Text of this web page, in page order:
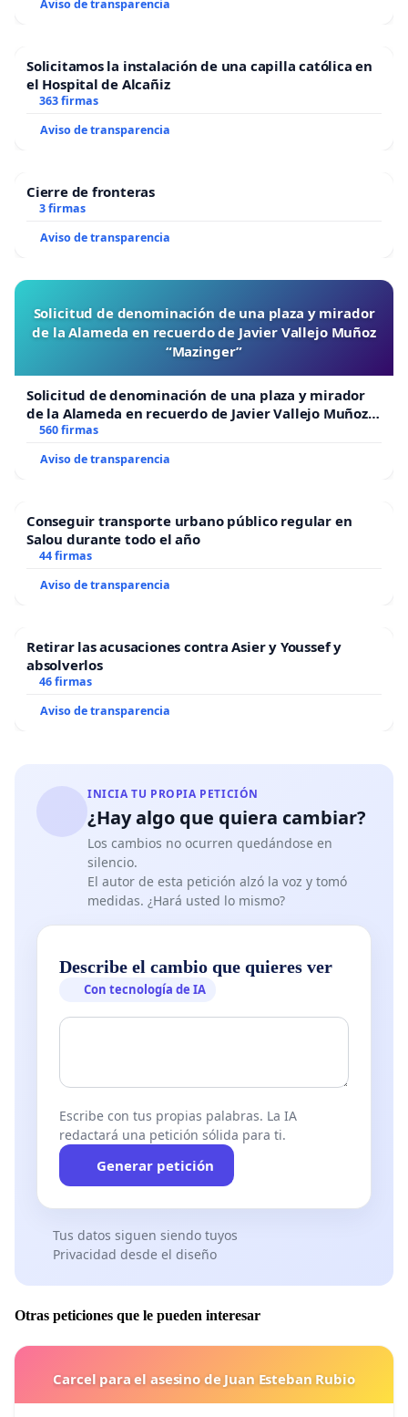
Aviso de transparencia
Solicitamos la instalación de una capilla católica en
el Hospital de Alcañiz
363 firmas
Aviso de transparencia
Cierre de fronteras
3 firmas
Aviso de transparencia
Solicitud de denominación de una plaza y mirador
de la Alameda en recuerdo de Javier Vallejo Muñoz
“Mazinger”
Solicitud de denominación de una plaza y mirador
de la Alameda en recuerdo de Javier Vallejo Muñoz
“Mazinger”
560 firmas
Aviso de transparencia
Conseguir transporte urbano público regular en
Salou durante todo el año
44 firmas
Aviso de transparencia
Retirar las acusaciones contra Asier y Youssef y
absolverlos
46 firmas
Aviso de transparencia
INICIA TU PROPIA PETICIÓN
¿Hay algo que quiera cambiar?
Los cambios no ocurren quedándose en
silencio.
El autor de esta petición alzó la voz y tomó
medidas. ¿Hará usted lo mismo?
Describe el cambio que quieres ver
Con tecnología de IA
Escribe con tus propias palabras. La IA
redactará una petición sólida para ti.
Generar petición
Tus datos siguen siendo tuyos
Privacidad desde el diseño
Otras peticiones que le pueden interesar
Carcel para el asesino de Juan Esteban Rubio